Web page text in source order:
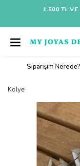
1.500 TL VE
Siparişim Nerede?
Kolye